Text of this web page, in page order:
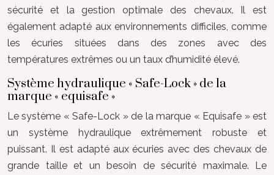
sécurité et la gestion optimale des chevaux. Il est
également adapté aux environnements difficiles, comme
les écuries situées dans des zones avec des
températures extrêmes ou un taux d’humidité élevé.
Système hydraulique « Safe-Lock » de la
marque « equisafe »
Le système « Safe-Lock » de la marque « Equisafe » est
un système hydraulique extrêmement robuste et
puissant. Il est adapté aux écuries avec des chevaux de
grande taille et un besoin de sécurité maximale. Le